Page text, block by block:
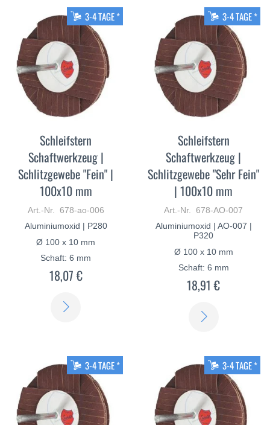
3-4 TAGE *
Schleifstern
Schaftwerkzeug |
Schlitzgewebe "Fein" |
100x10 mm
Art.-Nr. 678-ao-006
Aluminiumoxid | P280
Ø 100 x 10 mm
Schaft: 6 mm
18,07 €
3-4 TAGE *
Schleifstern
Schaftwerkzeug |
Schlitzgewebe "Sehr Fein"
| 100x10 mm
Art.-Nr. 678-AO-007
Aluminiumoxid | AO-007 |
P320
Ø 100 x 10 mm
Schaft: 6 mm
18,91 €
3-4 TAGE * 3-4 TAGE *